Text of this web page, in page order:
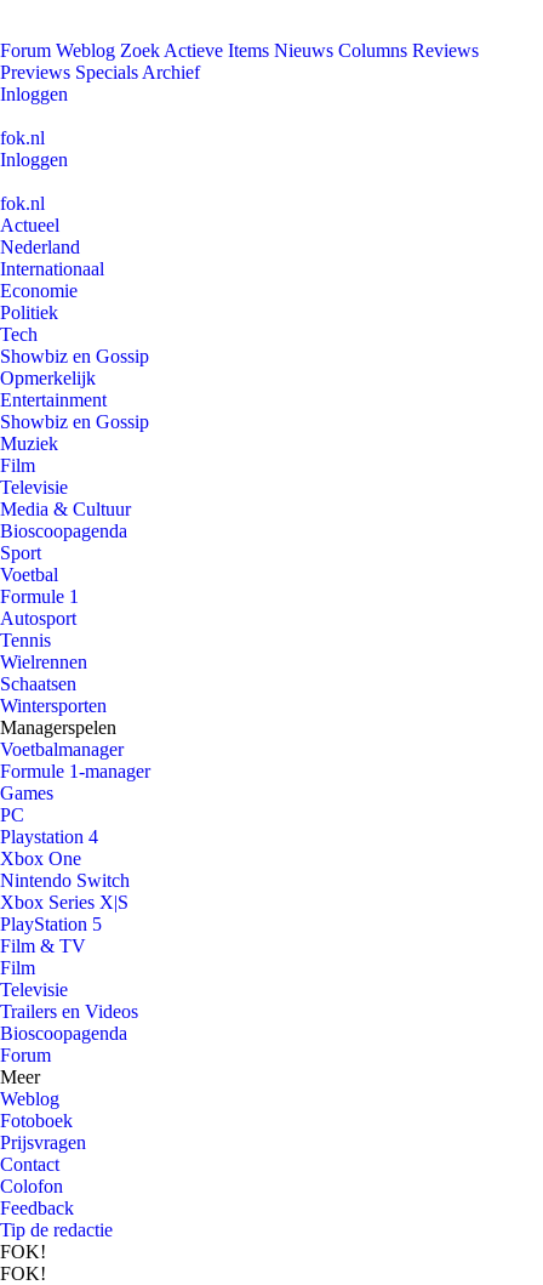
Forum Weblog Zoek Actieve Items Nieuws Columns Reviews
Previews Specials Archief
Inloggen
fok.nl
Inloggen
fok.nl
Actueel
Nederland
Internationaal
Economie
Politiek
Tech
Showbiz en Gossip
Opmerkelijk
Entertainment
Showbiz en Gossip
Muziek
Film
Televisie
Media & Cultuur
Bioscoopagenda
Sport
Voetbal
Formule 1
Autosport
Tennis
Wielrennen
Schaatsen
Wintersporten
Managerspelen
Voetbalmanager
Formule 1-manager
Games
PC
Playstation 4
Xbox One
Nintendo Switch
Xbox Series X|S
PlayStation 5
Film & TV
Film
Televisie
Trailers en Videos
Bioscoopagenda
Forum
Meer
Weblog
Fotoboek
Prijsvragen
Contact
Colofon
Feedback
Tip de redactie
FOK!
FOK!